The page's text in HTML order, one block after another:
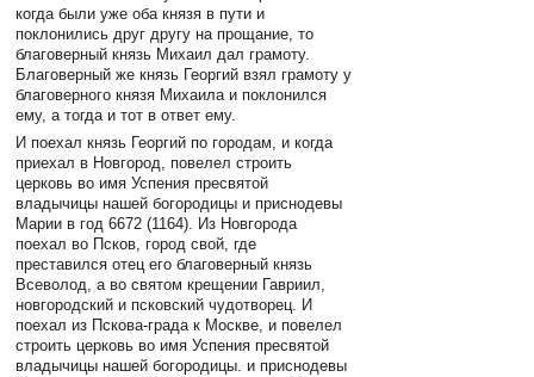
когда были уже оба князя в пути и
поклонились друг другу на прощание, то
благоверный князь Михаил дал грамоту.
Благоверный же князь Георгий взял грамоту у
благоверного князя Михаила и поклонился
ему, а тогда и тот в ответ ему.
И поехал князь Георгий по городам, и когда
приехал в Новгород, повелел строить
церковь во имя Успения пресвятой
владычицы нашей богородицы и приснодевы
Марии в год 6672 (1164). Из Новгорода
поехал во Псков, город свой, где
преставился отец его благоверный князь
Всеволод, а во святом крещении Гавриил,
новгородский и псковский чудотворец. И
поехал из Пскова-града к Москве, и повелел
строить церковь во имя Успения пресвятой
владычицы нашей богородицы. и приснодевы